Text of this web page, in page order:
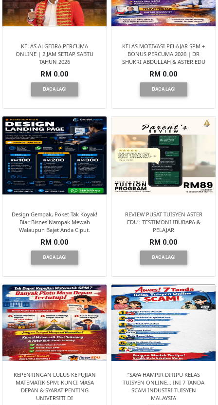
KELAS ALGEBRA PERCUMA
ONLINE | 2 JAM SETIAP SABTU
TAHUN 2026
RM 0.00
BACA LAGI
KELAS MOTIVASI PELAJAR SPM +
BONUS PERCUMA 2026 | DR
SHUKRI ABDULLAH & ASTER EDU
RM 0.00
BACA LAGI
Design Gempak, Poket Tak Koyak!
Biar Bisnes Nampak Mewah
Walaupun Bajet Anda Ciput.
RM 0.00
BACA LAGI
REVIEW PUSAT TUISYEN ASTER
EDU : TESTIMONI IBUBAPA &
PELAJAR
RM 0.00
BACA LAGI
KEPENTINGAN LULUS KEPUJIAN
MATEMATIK SPM: KUNCI MASA
DEPAN & SYARAT PENTING
UNIVERSITI DI
“SAYA HAMPIR DITIPU KELAS
TUISYEN ONLINE… INI 7 TANDA
SCAM INDUSTRI TUISYEN
MALAYSIA